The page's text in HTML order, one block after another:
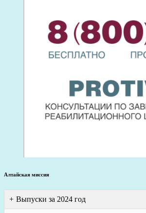
Алтайская миссия
Выпуски за 2024 год